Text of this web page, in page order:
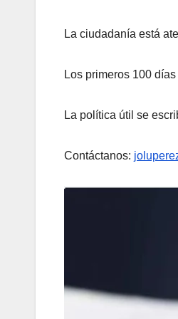
La ciudadanía está
Los primeros 100
La política útil se
Contáctanos: